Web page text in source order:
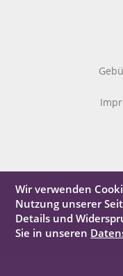
© 2026
Wir verwenden
Nutzung unserer
Details und
Sie in unseren